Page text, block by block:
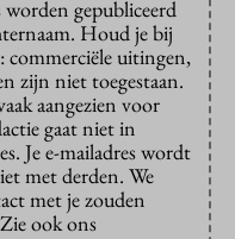
gepubliceerd
Houd je bij
commerciële uitingen,
zijn niet toegestaan.
aangezien voor
gaat niet in
Je e-mailadres wordt
met derden. We
met je zouden
ook ons